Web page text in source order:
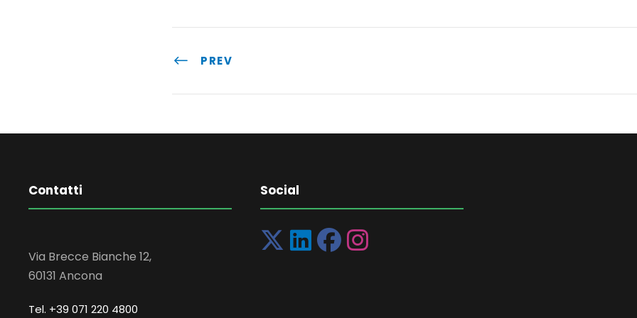
PREV
Contatti
Via Brecce Bianche 12,
60131 Ancona
Tel. +39 071 220 4800
Social